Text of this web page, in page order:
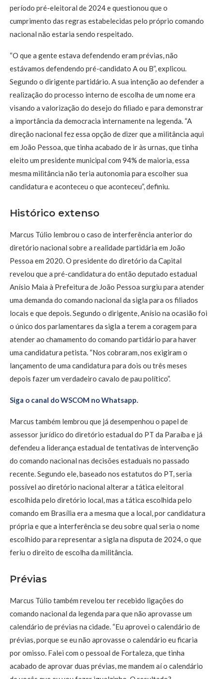
período pré-eleitoral de 2024 e questionou que o
cumprimento das regras estabelecidas pelo próprio comando
nacional não estaria sendo respeitado.
“O que a gente estava defendendo eram prévias, não
estávamos defendendo pré-candidato A ou B”, explicou.
Segundo o dirigente partidário. A sua intenção ao defender a
realização do processo interno de escolha de um nome era
visando a valorização do desejo do filiado e para demonstrar
a importância da democracia internamente na legenda. “A
direção nacional fez essa opção de dizer que a militância aqui
em João Pessoa, que tinha acabado de ir às urnas, que tinha
eleito um presidente municipal com 94% de maioria, essa
mesma militância não teria autonomia para escolher sua
candidatura e aconteceu o que aconteceu”, definiu.
Histórico extenso
Marcus Túlio lembrou o caso de interferência anterior do
diretório nacional sobre a realidade partidária em João
Pessoa em 2020. O presidente do diretório da Capital
revelou que a pré-candidatura do então deputado estadual
Anísio Maia à Prefeitura de João Pessoa surgiu para atender
uma demanda do comando nacional da sigla para os filiados
locais e que depois. Segundo o dirigente, Anísio na ocasião foi
o único dos parlamentares da sigla a terem a coragem para
atender ao chamamento do comando partidário para haver
uma candidatura petista. “Nos cobraram, nos exigiram o
lançamento de uma candidatura para dois ou três meses
depois fazer um verdadeiro cavalo de pau político”.
Siga o canal do WSCOM no Whatsapp.
Marcus também lembrou que já desempenhou o papel de
assessor jurídico do diretório estadual do PT da Paraíba e já
defendeu a liderança estadual de tentativas de intervenção
do comando nacional nas decisões estaduais no passado
recente. Segundo ele, baseado nos estatutos do PT, seria
possível ao diretório nacional alterar a tática eleitoral
escolhida pelo diretório local, mas a tática escolhida pelo
comando em Brasília era a mesma que a local, por candidatura
própria e que a interferência se deu sobre qual seria o nome
escolhido para representar a sigla na disputa de 2024, o que
feriu o direito de escolha da militância.
Prévias
Marcus Túlio também revelou ter recebido ligações do
comando nacional da legenda para que não aprovasse um
calendário de prévias na cidade. “Eu aprovei o calendário de
prévias, porque se eu não aprovasse o calendário eu ficaria
por omisso. Falei com o pessoal de Fortaleza, que tinha
acabado de aprovar duas prévias, me mandem aí o calendário